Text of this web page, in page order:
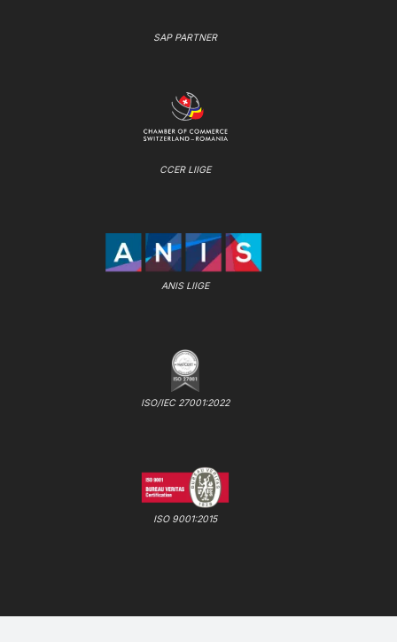
SAP PARTNER
CCER LIIGE
ANIS LIIGE
ISO/IEC 27001:2022
ISO 9001:2015